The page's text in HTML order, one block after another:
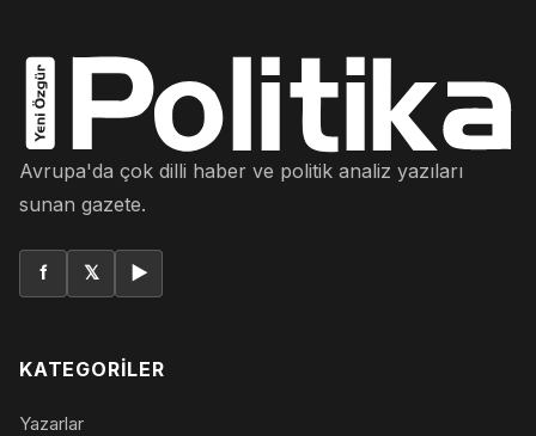
Avrupa'da çok dilli haber ve politik analiz yazıları
sunan gazete.
f 𝕏 ▶
KATEGORILER
Yazarlar